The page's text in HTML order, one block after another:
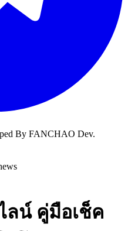
By FANCHAO Dev.
ลน์ คู่มือเช็ค